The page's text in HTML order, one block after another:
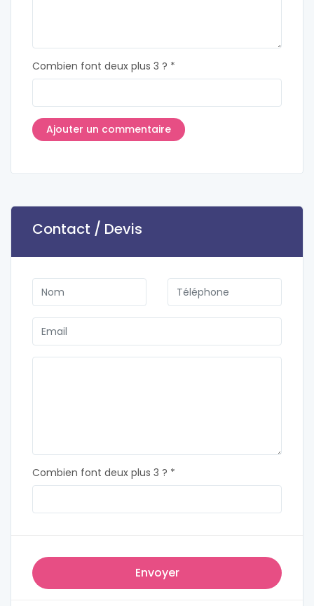
Combien font deux plus 3 ? *
Contact / Devis
Combien font deux plus 3 ? *
Envoyer